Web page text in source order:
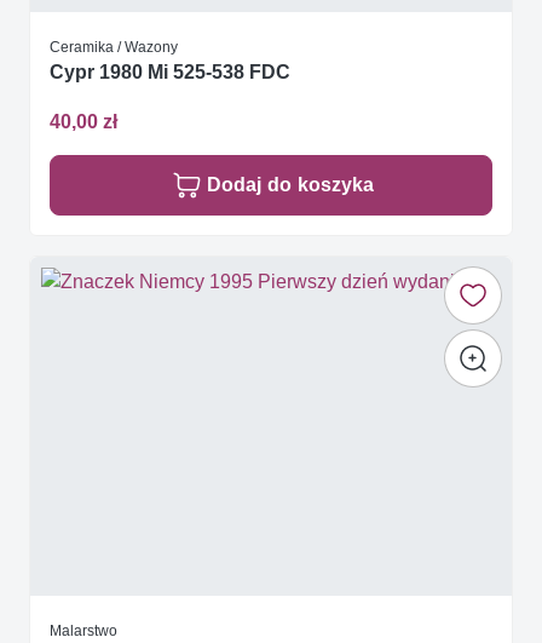
Ceramika / Wazony
Cypr 1980 Mi 525-538 FDC
40,00 zł
Dodaj do koszyka
Malarstwo